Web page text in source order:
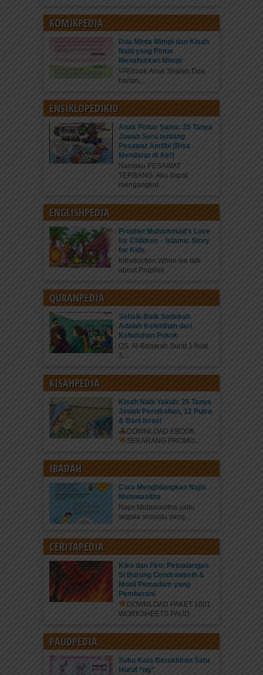
KOMIKPEDIA
Doa Minta Mimpi dan Kisah
Nabi yang Pintar
Menafsirkan Mimpi
Ebook Anak Shaleh Doa
harian...
ENSIKLOPEDIKID
Anak Pintar Sains: 25 Tanya
Jawab Seru tentang
Pesawat Amfibi (Bisa
Mendarat di Air!)
Namaku PESAWAT
TERBANG. Aku dapat
mengangkut...
ENGLISHPEDIA
Prophet Muhammad’s Love
for Children – Islamic Story
for Kids
Introduction When we talk
about Prophet...
QURANPEDIA
Sebaik-Baik Sedekah
Adalah Kelebihan dari
Kebutuhan Pokok
QS. Al-Baqarah Surat 1 Ayat
3...
KISAHPEDIA
Kisah Nabi Yakub: 25 Tanya
Jawab Pernikahan, 12 Putra
& Bani Israel
DOWNLOAD EBOOK
SEKARANG PROMO...
IBADAH
Cara Menghilangkan Najis
Mutawasitha
Najis Mutawasitha yaitu
segala sesuatu yang...
CERITAPEDIA
Kiko dan Firo: Petualangan
Si Burung Cendrawasih &
Mobil Pemadam yang
Pemberani
DOWNLOAD PAKET 1001
WORKSHEETS PAUD...
PAUDPEDIA
Suku Kata Berakhiran Satu
Huruf “ng”